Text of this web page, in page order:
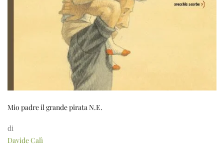
Mio padre il grande pirata N.E.
di
Davide Calì